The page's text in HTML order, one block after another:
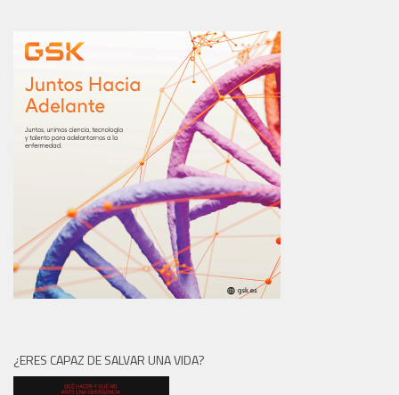
¿ERES CAPAZ DE SALVAR UNA VIDA?